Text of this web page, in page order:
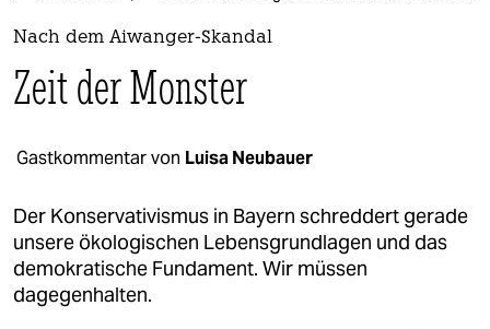
politik
öko
gesellschaft
kultur
sport
Nach dem Aiwanger-Skandal
Zeit der Monster
Gastkommentar von Luisa Neubauer
Der Konservativismus in Bayern schreddert gerade
unsere ökologischen Lebensgrundlagen und das
demokratische Fundament. Wir müssen
dagegenhalten.